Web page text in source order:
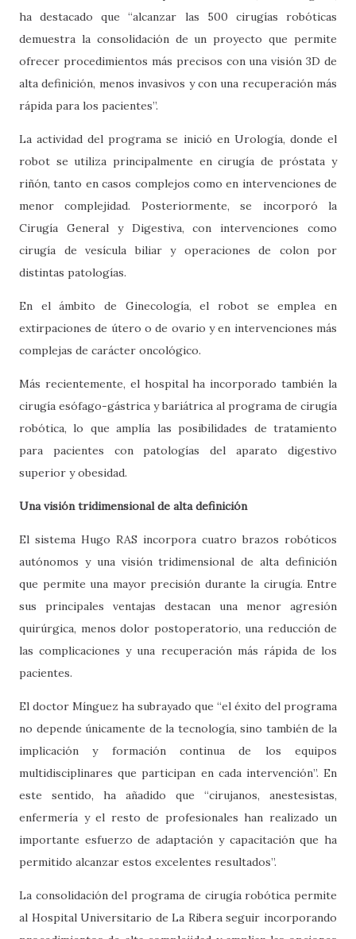
ha destacado que “alcanzar las 500 cirugías robóticas
demuestra la consolidación de un proyecto que permite
ofrecer procedimientos más precisos con una visión 3D de
alta definición, menos invasivos y con una recuperación más
rápida para los pacientes”.
La actividad del programa se inició en Urología, donde el
robot se utiliza principalmente en cirugía de próstata y
riñón, tanto en casos complejos como en intervenciones de
menor complejidad. Posteriormente, se incorporó la
Cirugía General y Digestiva, con intervenciones como
cirugía de vesícula biliar y operaciones de colon por
distintas patologías.
En el ámbito de Ginecología, el robot se emplea en
extirpaciones de útero o de ovario y en intervenciones más
complejas de carácter oncológico.
Más recientemente, el hospital ha incorporado también la
cirugía esófago-gástrica y bariátrica al programa de cirugía
robótica, lo que amplía las posibilidades de tratamiento
para pacientes con patologías del aparato digestivo
superior y obesidad.
Una visión tridimensional de alta definición
El sistema Hugo RAS incorpora cuatro brazos robóticos
autónomos y una visión tridimensional de alta definición
que permite una mayor precisión durante la cirugía. Entre
sus principales ventajas destacan una menor agresión
quirúrgica, menos dolor postoperatorio, una reducción de
las complicaciones y una recuperación más rápida de los
pacientes.
El doctor Mínguez ha subrayado que “el éxito del programa
no depende únicamente de la tecnología, sino también de la
implicación y formación continua de los equipos
multidisciplinares que participan en cada intervención”. En
este sentido, ha añadido que “cirujanos, anestesistas,
enfermería y el resto de profesionales han realizado un
importante esfuerzo de adaptación y capacitación que ha
permitido alcanzar estos excelentes resultados”.
La consolidación del programa de cirugía robótica permite
al Hospital Universitario de La Ribera seguir incorporando